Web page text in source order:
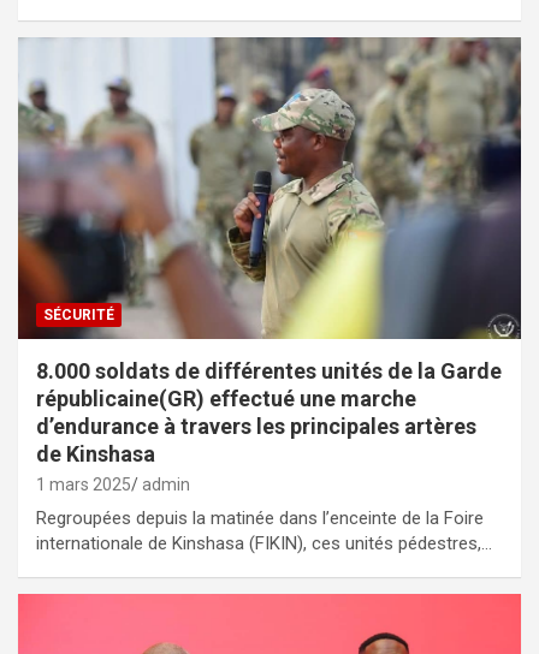
SÉCURITÉ
8.000 soldats de différentes unités de la Garde
républicaine(GR) effectué une marche
d’endurance à travers les principales artères
de Kinshasa
1 mars 2025 admin
Regroupées depuis la matinée dans l’enceinte de la Foire
internationale de Kinshasa (FIKIN), ces unités pédestres,…